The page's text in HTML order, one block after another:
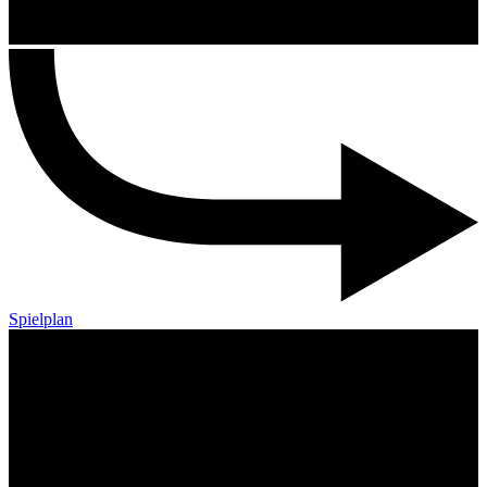
Spielplan